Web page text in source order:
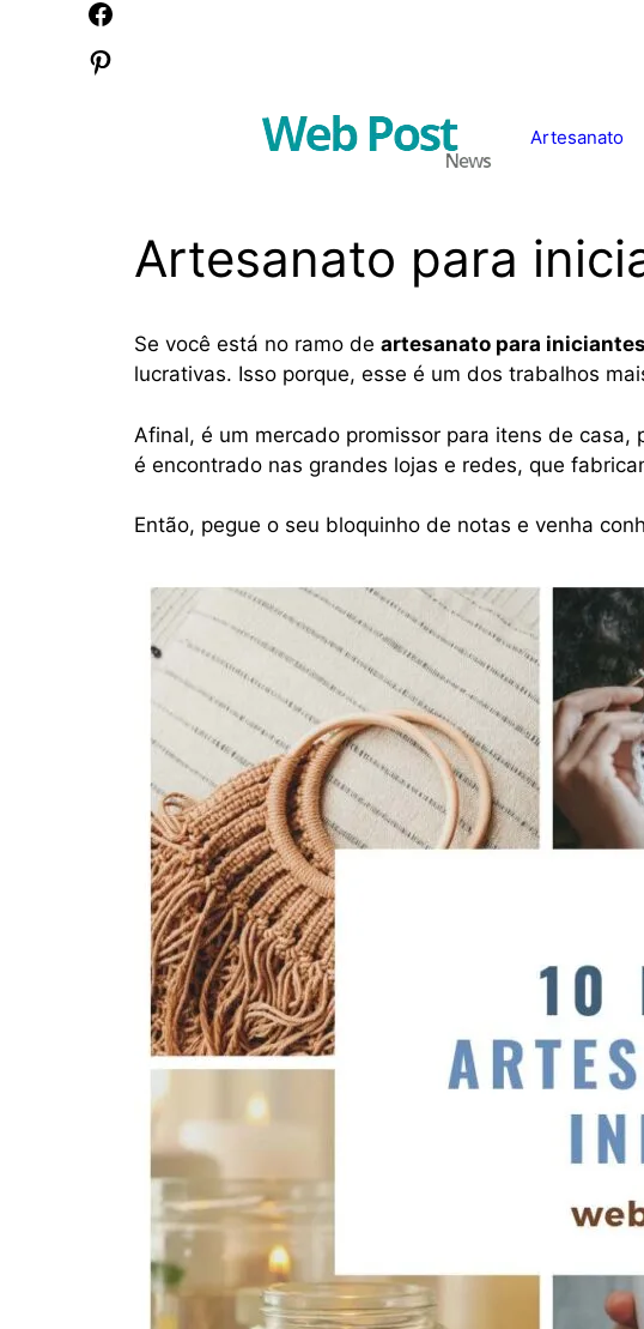
Artesanato
Artesanato para
Se você está no ramo de artesanato para iniciantes
lucrativas. Isso porque, esse é um dos trabalhos
Afinal, é um mercado promissor para itens de
é encontrado nas grandes lojas e redes, que
Então, pegue o seu bloquinho de notas e venha